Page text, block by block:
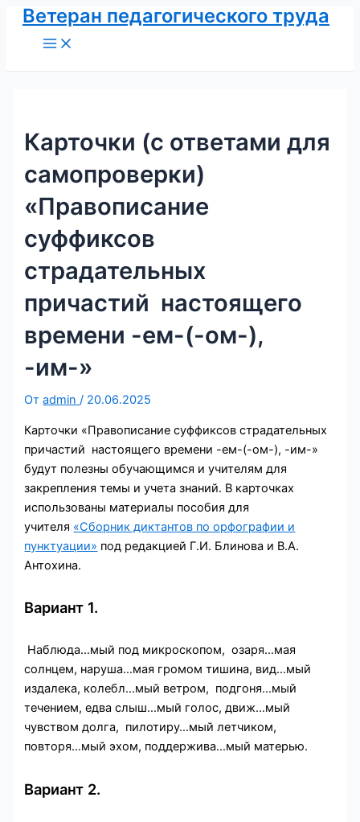
Перейти
Ветеран педагогического труда
Main
Menu
Карточки (с ответами для
самопроверки)
«Правописание
суффиксов
страдательных
причастий настоящего
времени -ем-(-ом-),
-им-»
Отadmin/ 20.06.2025
Карточки «Правописание суффиксов страдательных
причастий настоящего времени -ем-(-ом-), -им-»
будут полезны обучающимся и учителям для
закрепления темы и учета знаний. В карточках
использованы материалы пособия для
учителя «Сборник диктантов по орфографии и
пунктуации» под редакцией Г.И. Блинова и В.А.
Антохина.
Вариант 1.
Наблюда…мый под микроскопом, озаря…мая
солнцем, наруша…мая громом тишина, вид…мый
издалека, колебл…мый ветром, подгоня…мый
течением, едва слыш…мый голос, движ…мый
чувством долга, пилотиру…мый летчиком,
повторя…мый эхом, поддержива…мый матерью.
Вариант 2.